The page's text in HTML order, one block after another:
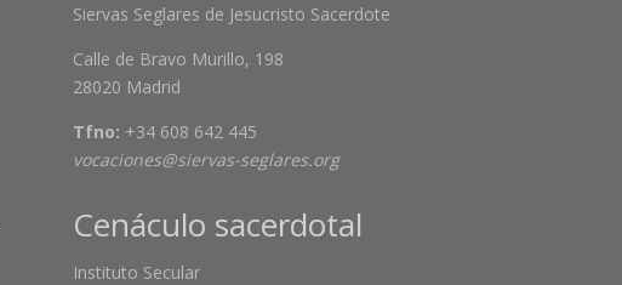
Siervas Seglares de Jesucristo Sacerdote
Calle de Bravo Murillo, 198
28020 Madrid
Tfno: +34 608 642 445
vocaciones@siervas-seglares.org
Cenáculo sacerdotal
Instituto Secular